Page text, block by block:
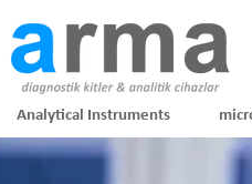
Analytical Instruments